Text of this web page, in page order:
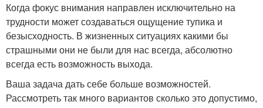
Когда фокус внимания направлен исключительно на
трудности может создаваться ощущение тупика и
безысходность. В жизненных ситуациях какими бы
страшными они не были для нас всегда, абсолютно
всегда есть возможность выхода.
Ваша задача дать себе больше возможностей.
Рассмотреть так много вариантов сколько это допустимо,